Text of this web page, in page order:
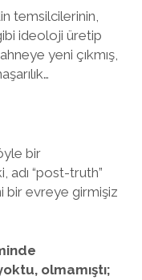
temsilcilerinin,
ideoloji üretip
yeni çıkmış,
bir
adı “post-truth”
bir evreye girmişiz
olmamıştı;